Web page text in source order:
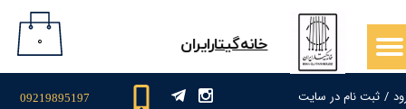
/ ثبت نام در سایت
حساب کاربری من
09219895197
​خانه‌گیتار‌ایران ۰